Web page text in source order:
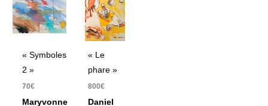
« Symboles
2 »
70€
Maryvonne
« Le
phare »
800€
Daniel